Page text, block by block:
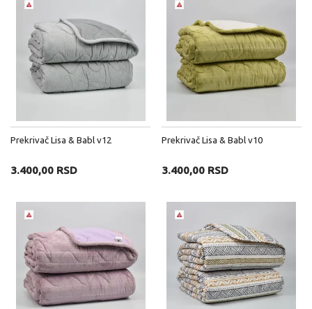
Prekrivač Lisa & Babl v12
3.400,00 RSD
Prekrivač Lisa & Babl v10
3.400,00 RSD